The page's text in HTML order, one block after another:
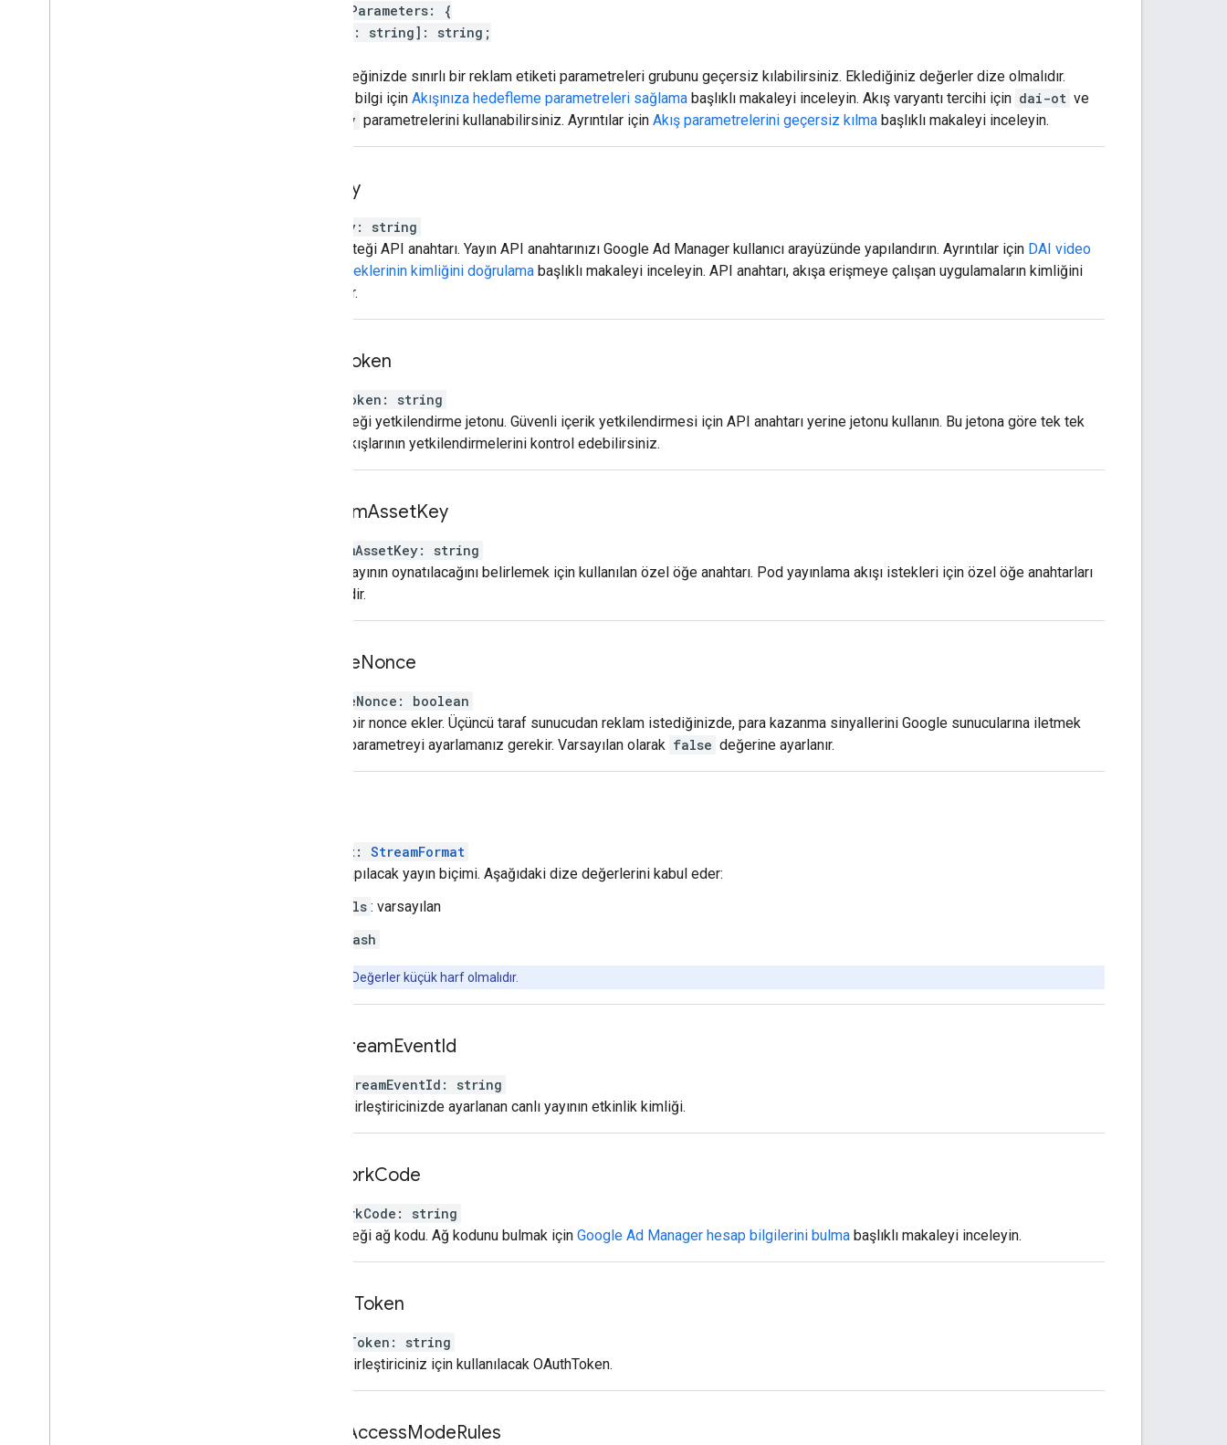
adTagParameters:
{
: string] : string ;
Akış isteğinizde sınırlı bir reklam etiketi parametreleri grubunu geçersiz kılabilirsiniz. Eklediğiniz değerler dize olmalıdır.
Ayrıntılı bilgi için Akışınıza hedefleme parametreleri sağlama başlıklı makaleyi inceleyin. Akış varyantı tercihi için dai-ot ve
dai-ov parametrelerini kullanabilirsiniz. Ayrıntılar için Akış parametrelerini geçersiz kılma başlıklı makaleyi inceleyin.
Key
apiKey:
string
Yayın isteği API anahtarı. Yayın API anahtarınızı Google Ad Manager kullanıcı arayüzünde yapılandırın. Ayrıntılar için DAI video
akışı isteklerinin kimliğini doğrulama başlıklı makaleyi inceleyin. API anahtarı, akışa erişmeye çalışan uygulamaların kimliğini
doğrular.
Token
authToken :
string
Akış isteği yetkilendirme jetonu. Güvenli içerik yetkilendirmesi için API anahtarı yerine jetonu kullanın. Bu jetona göre tek tek
içerik akışlarının yetkilendirmelerini kontrol edebilirsiniz.
customAssetKey
customAssetKey:
string
Hangi yayının oynatılacağını belirlemek için kullanılan özel öğe anahtarı. Pod yayınlama akışı istekleri için özel öğe anahtarları
gereklidir.
enableNonce
enableNonce :
boolean
İsteğe bir nonce ekler. Üçüncü taraf sunucudan reklam istediğinizde, para kazanma sinyallerini Google sunucularına iletmek
için bu parametreyi ayarlamanız gerekir. Varsayılan olarak false değerine ayarlanır.
format:
StreamFormat
İstek yapılacak yayın biçimi. Aşağıdaki dize değerlerini kabul eder:
hls : varsayılan
dash
Not: Değerler küçük harf olmalıdır.
StreamEventId
liveStreamEventId :
string
Video Birleştiricinizde ayarlanan canlı yayının etkinlik kimliği.
networkCode
networkCode :
string
Akış isteği ağ kodu. Ağ kodunu bulmak için Google Ad Manager hesap bilgilerini bulma başlıklı makaleyi inceleyin.
Token
oAuthToken :
string
Video birleştiriciniz için kullanılacak OAuthToken.
AccessModeRules